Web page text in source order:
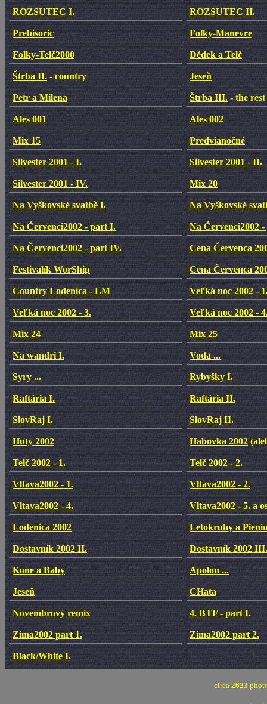
ROZSUTEC I. ROZSUTEC II.
Prehisoric Folky-Manevre
Folky-Telč2000 Dědek a Telč
Štrba II. - country Jeseň
Petr a Milena Štrba III.- the rest
Ales 001 Ales 002
Mix 15 Predvianočné
Silvester 2001 - I. Silvester 2001 - II.
Silvester 2001 - IV. Mix 20
Na Vyškovské svatbě I. Na Vyškovské
Na Červenci2002 - part I. Na Červenci2002
Na Červenci2002 - part IV. Cena Červenca
Festivalík WorShip Cena Červenca
Country Lodenica - LM Veľká noc 2002 -
Veľká noc 2002 - 3. Veľká noc 2002 -
Mix 24 Mix 25
Na wandri I. Voda ...
Syry ... Rybyšky I.
Raftária I. Raftária II.
SlovRaj I. SlovRaj II.
Huty 2002 Habovka 2002
Telč 2002 - 1. Telč 2002 - 2.
Vltava2002 - 1. Vltava2002 - 2.
Vltava2002 - 4. Vltava2002 - 5. a
Lodenica 2002 Letokruhy a
Dostavník 2002 II. Dostavník 2002 III.
Kone a Baby Apolon ...
Jeseň CHata
Novembrový remix 4. BTF - part I.
Zima2002 part 1. Zima2002 part 2.
Black/White I.
circa 2623